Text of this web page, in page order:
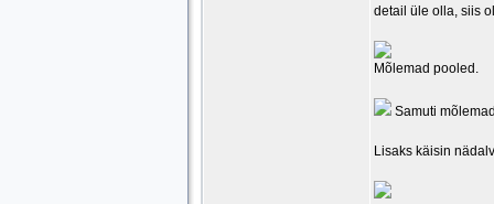
detail üle olla, siis
Mõlemad pooled.
Samuti
Lisaks käisin